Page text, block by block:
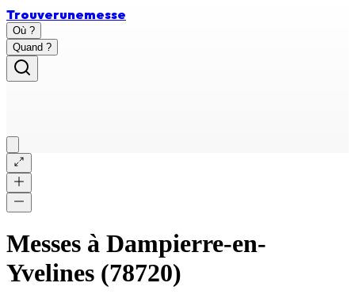
Trouverunemesse
Où ?
Quand ?
Messes à Dampierre-en-
Yvelines (78720)